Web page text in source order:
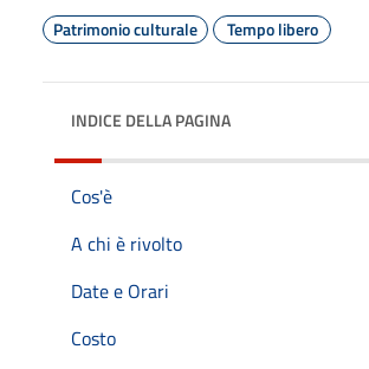
Patrimonio culturale
Tempo libero
INDICE DELLA PAGINA
Cos'è
A chi è rivolto
Date e Orari
Costo